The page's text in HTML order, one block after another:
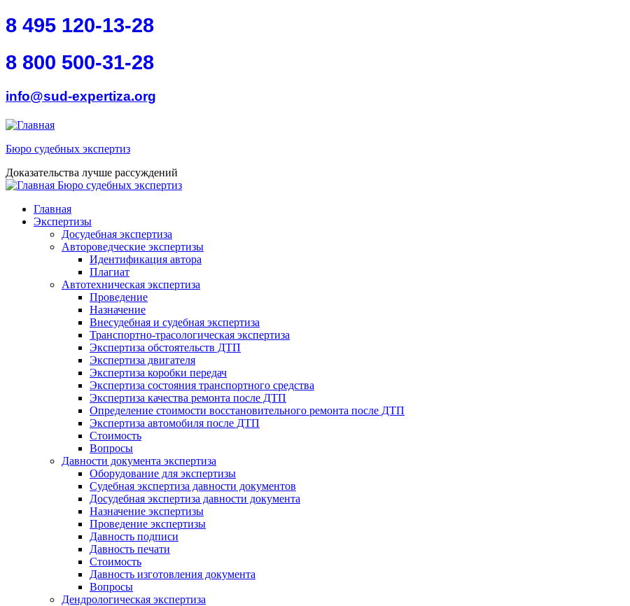
Перейти к основному содержанию
Skip to search
8 495 120-13-28
8 800 500-31-28
info@sud-expertiza.org
Бюро судебных экспертиз
Доказательства лучше рассуждений
Бюро судебных экспертиз
Главное меню
Главная
Экспертизы
Досудебная экспертиза
Автороведческие экспертизы
Идентификация автора
Плагиат
Автотехническая экспертиза
Проведение
Назначение
Внесудебная и судебная экспертиза
Транспортно-трасологическая экспертиза
Экспертиза обстоятельств ДТП
Экспертиза двигателя
Экспертиза коробки передач
Экспертиза состояния транспортного средства
Экспертиза качества ремонта после ДТП
Определение стоимости восстановительного ремонта после ДТП
Экспертиза автомобиля после ДТП
Стоимость
Вопросы
Давности документа экспертиза
Оборудование для экспертизы
Судебная экспертиза давности документов
Досудебная экспертиза давности документа
Назначение экспертизы
Проведение экспертизы
Давность подписи
Давность печати
Стоимость
Давность изготовления документа
Вопросы
Дендрологическая экспертиза